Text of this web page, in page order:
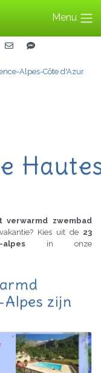
Menu
Alpes-Côte d'Azur
verwarmd zwembad
Kies uit de 23
in onze
zijn